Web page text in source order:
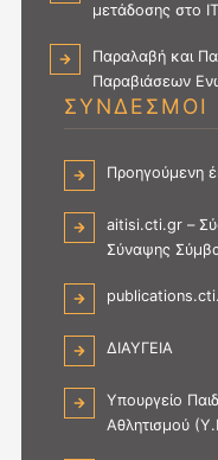
μετάδοσης στο
Παραλαβή και
Παραβιάσεων
ΣΥΝΔΕΣΜΟΙ
Προηγούμενη
aitisi.cti.gr –
Σύναψης
ΔΙΑΥΓΕΙΑ
Υπουργείο
Αθλητισμού